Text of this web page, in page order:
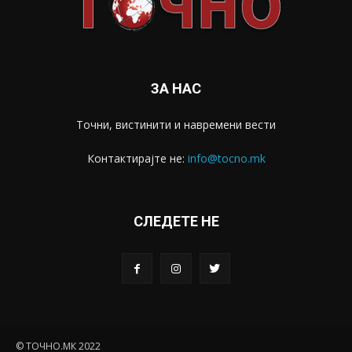
ЗА НАС
Точни, вистинити и навремени вести
Контактирајте не: info@tocno.mk
СЛЕДЕТЕ НЕ
© ТОЧНО.МК 2022